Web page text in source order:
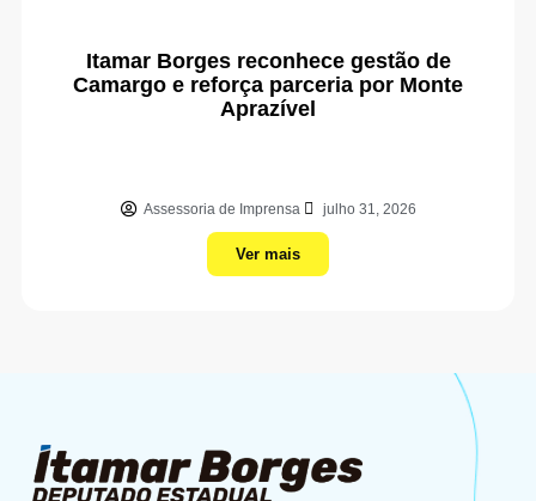
Itamar Borges reconhece gestão de
Camargo e reforça parceria por Monte
Aprazível
Assessoria de Imprensa julho 31, 2026
Ver mais